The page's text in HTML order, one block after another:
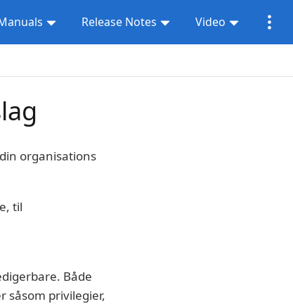
Release Notes Video
organisations
til
Både
privilegier,